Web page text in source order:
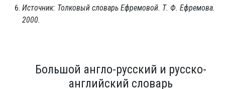
Источник: Толковый словарь Ефремовой. Т. Ф. Ефремова.
2000.
Большой англо-русский и русско-
английский словарь